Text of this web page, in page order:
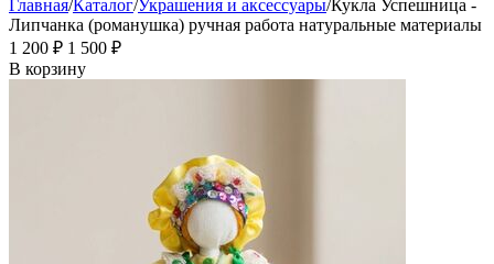
Главная/Каталог/Украшения и аксессуары/Кукла Успешница -
Липчанка (романушка) ручная работа натуральные материалы
1 200 ₽ 1 500 ₽
В корзину